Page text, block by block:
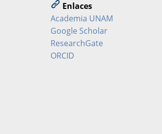
Enlaces
Academia UNAM
Google Scholar
ResearchGate
ORCID